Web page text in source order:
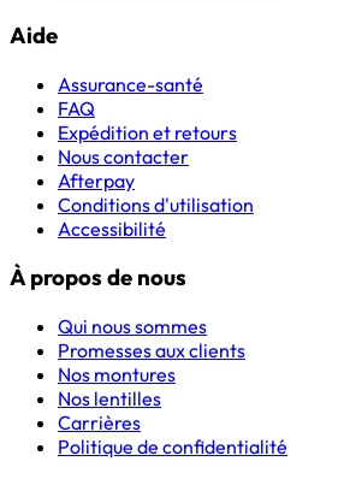
Aide
Assurance-santé
FAQ
Expédition et retours
Nous contacter
Afterpay
Conditions d'utilisation
Accessibilité
À propos de nous
Qui nous sommes
Promesses aux clients
Nos montures
Nos lentilles
Carrières
Politique de confidentialité